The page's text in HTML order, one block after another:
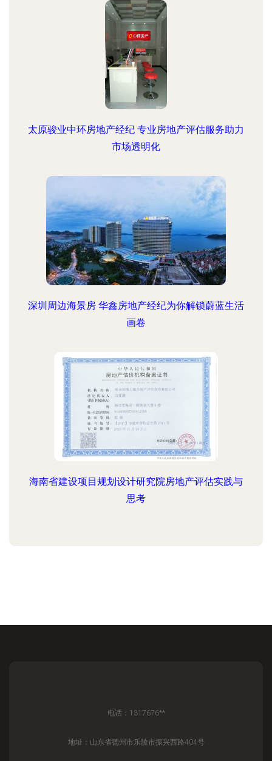
太原骏业中环房地产经纪 专业房地产评估服务助力
市场透明化
深圳周边海景房 华鑫房地产经纪为你解锁蔚蓝生活
画卷
海南省建设项目规划设计研究院房地产评估实践与
思考
电话：1317676**
地址：山东省德州市乐陵市振兴西路404号